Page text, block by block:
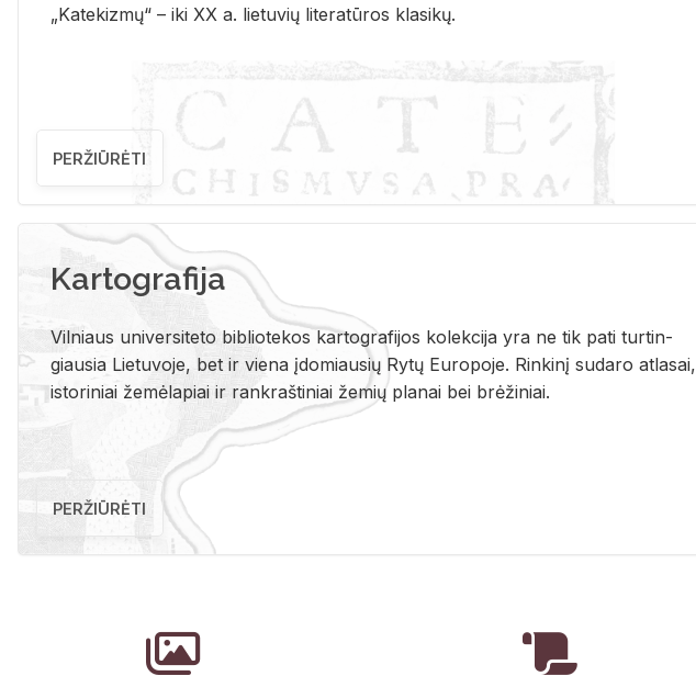
„Ka­te­kiz­mų“ – iki XX a. lie­tu­vių li­te­ra­tū­ros kla­si­kų.
PERŽIŪRĖTI
Kartografija
Vil­niaus uni­ver­si­te­to bi­b­lio­te­kos kar­to­gra­fi­jos ko­lek­ci­ja yra ne tik pati tur­tin­
giau­sia Lie­tu­vo­je, bet ir vie­na įdo­miau­sių Rytų Eu­ro­po­je. Rin­ki­nį su­da­ro at­la­sai,
is­to­ri­niai že­mė­la­piai ir rank­raš­ti­niai že­mių pla­nai bei brė­ži­niai.
PERŽIŪRĖTI